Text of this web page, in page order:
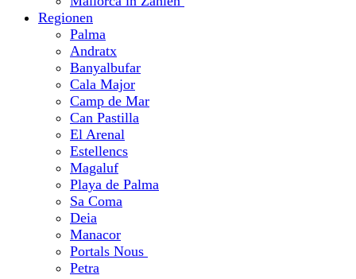
Regionen
Palma
Andratx
Banyalbufar
Cala Major
Camp de Mar
Can Pastilla
El Arenal
Estellencs
Magaluf
Playa de Palma
Sa Coma
Deia
Manacor
Portals Nous
Petra